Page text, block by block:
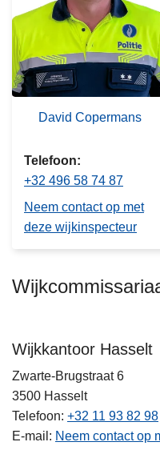
David Copermans
Telefoon
+32 496 58 74 87
Neem contact op met
deze wijkinspecteur
Wijkkantoor Hasselt
Zwarte-Brugstraat 6
3500 Hasselt
Telefoon +32 11 93 82 98
E-mail
Neem contact op